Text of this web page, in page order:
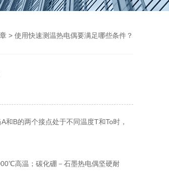
> 使用快速测温热电偶要满足哪些条件？
B的两个接点处于不同温度T和To时，
高温；碳化硼－石墨热电偶坚硬耐